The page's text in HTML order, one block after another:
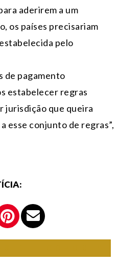
aderirem a um
os países precisariam
pelo
de pagamento
estabelecer regras
jurisdição que queira
esse conjunto de regras”,